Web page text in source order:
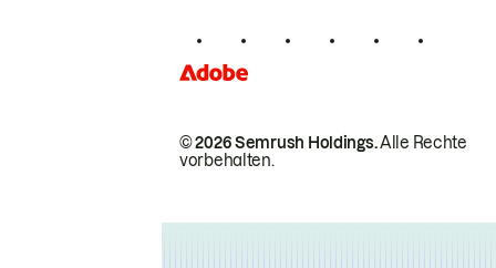
© 2026 Semrush Holdings.Alle Rechte
vorbehalten.